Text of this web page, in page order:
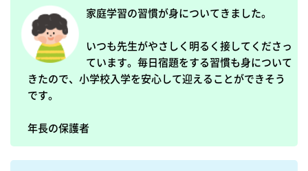
家庭学習の習慣が身についてきました。
いつも先生がやさしく明るく接してくださっ
ています。毎日宿題をする習慣も身について
きたので、小学校入学を安心して迎えることができそう
です。